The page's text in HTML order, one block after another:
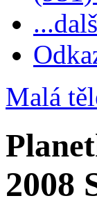
Malá
2008